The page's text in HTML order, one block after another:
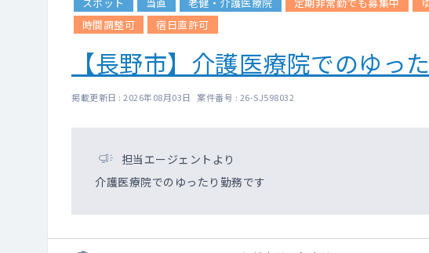
時間調整可
宿日直許可
【長野市】介護医療院でのゆっ
掲載更新日 : 2026年08月03日 案件番号 : 26-SJ598032
担当エージェントより
介護医療院でのゆったり勤務です